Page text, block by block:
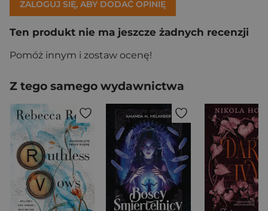
ZALOGUJ SIĘ, ABY DODAĆ OPINIĘ
Ten produkt nie ma jeszcze żadnych recenzji
Pomóż innym i zostaw ocenę!
Z tego samego wydawnictwa